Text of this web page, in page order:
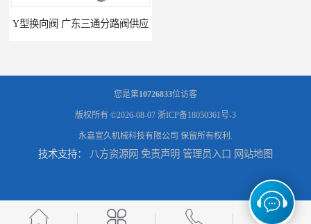
Y型换向阀 广东三通分路阀供应
河北气动球阀厂家 Y型换向阀 广东管路换向器公司 粉体分路阀
您是第10726833位访客
版权所有 ©2026-08-07 浙ICP备18050361号-3
永嘉宣久机械科技有限公司 保留所有权利.
技术支持： 八方资源网 免责声明 管理员入口 网站地图